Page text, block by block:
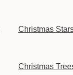
Christmas
Christmas